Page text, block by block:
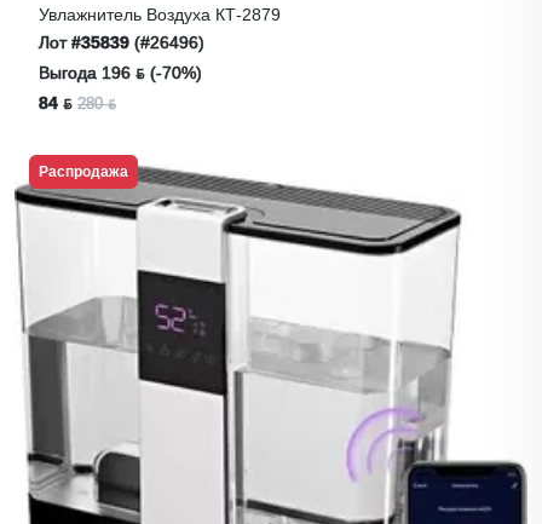
Увлажнитель Воздуха КТ-2879
Лот#35839 (#26496)
Выгода 196 ƃ (-70%)
84 ƃ 280 ƃ
Распродажа